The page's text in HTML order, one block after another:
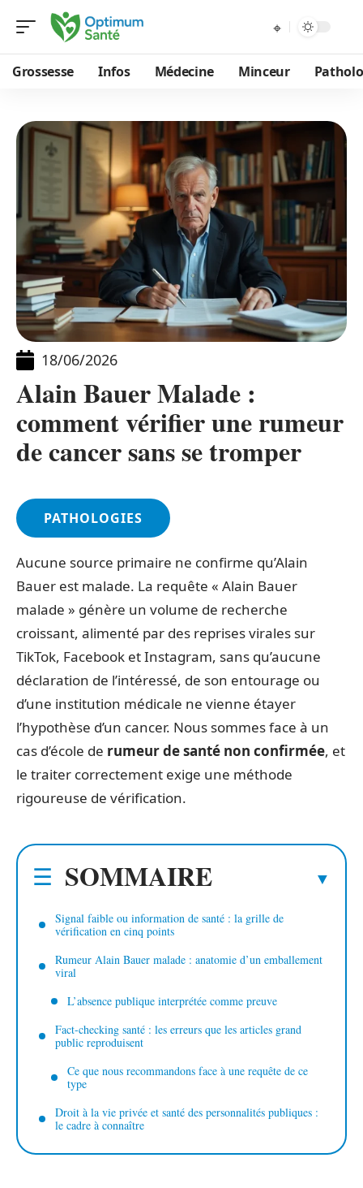
Grossesse Infos Médecine Minceur
18/06/2026
Alain Bauer Malade :
comment vérifier une rumeur
de cancer sans se tromper
PATHOLOGIES
Aucune source primaire ne confirme qu’Alain
Bauer est malade. La requête « Alain Bauer
malade » génère un volume de recherche
croissant, alimenté par des reprises virales sur
TikTok, Facebook et Instagram, sans qu’aucune
déclaration de l’intéressé, de son entourage ou
d’une institution médicale ne vienne étayer
l’hypothèse d’un cancer. Nous sommes face à un
cas d’école de rumeur de santé non confirmée, et
le traiter correctement exige une méthode
rigoureuse de vérification.
SOMMAIRE
Signal faible ou information de santé : la grille de
vérification en cinq points
Rumeur Alain Bauer malade : anatomie d’un emballement
viral
L’absence publique interprétée comme preuve
Fact-checking santé : les erreurs que les articles grand
public reproduisent
Ce que nous recommandons face à une requête de ce
type
Droit à la vie privée et santé des personnalités publiques :
le cadre à connaître